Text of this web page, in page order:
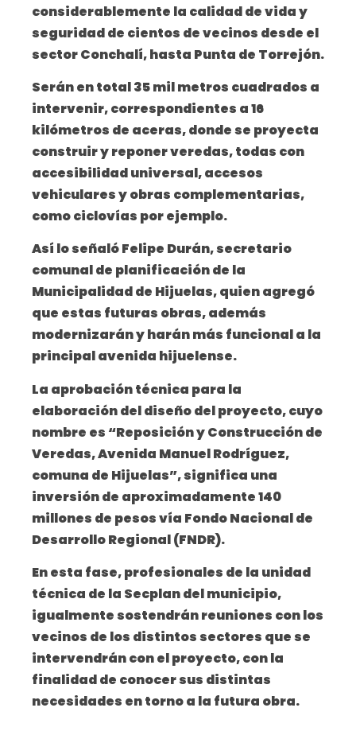
considerablemente la calidad de vida y
seguridad de cientos de vecinos desde el
sector Conchalí, hasta Punta de Torrejón.
Serán en total 35 mil metros cuadrados a
intervenir, correspondientes a 16
kilómetros de aceras, donde se proyecta
construir y reponer veredas, todas con
accesibilidad universal, accesos
vehiculares y obras complementarias,
como ciclovías por ejemplo.
Así lo señaló Felipe Durán, secretario
comunal de planificación de la
Municipalidad de Hijuelas, quien agregó
que estas futuras obras, además
modernizarán y harán más funcional a la
principal avenida hijuelense.
La aprobación técnica para la
elaboración del diseño del proyecto, cuyo
nombre es “Reposición y Construcción de
Veredas, Avenida Manuel Rodríguez,
comuna de Hijuelas”, significa una
inversión de aproximadamente 140
millones de pesos vía Fondo Nacional de
Desarrollo Regional (FNDR).
En esta fase, profesionales de la unidad
técnica de la Secplan del municipio,
igualmente sostendrán reuniones con los
vecinos de los distintos sectores que se
intervendrán con el proyecto, con la
finalidad de conocer sus distintas
necesidades en torno a la futura obra.